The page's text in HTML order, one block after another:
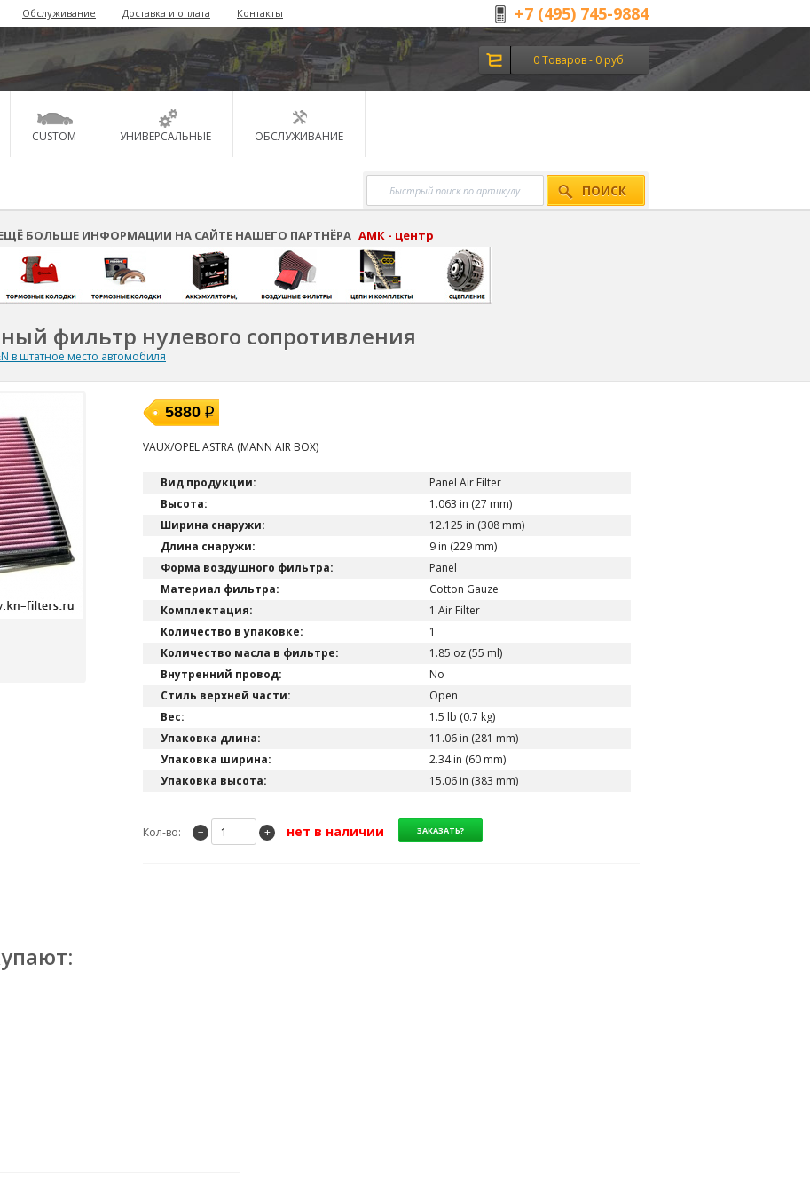
Обслуживание Доставка и оплата Контакты +7 (495) 745-9884
0 Товаров - 0 руб.
CUSTOM УНИВЕРСАЛЬНЫЕ ОБСЛУЖИВАНИЕ
ПОИСК
БОЛЬШЕ ИНФОРМАЦИИ НА САЙТЕ НАШЕГО ПАРТНЁРА АМК - центр
фильтр нулевого сопротивления
в штатное место автомобиля
5880
VAUX/OPEL ASTRA (MANN AIR BOX)
Вид продукции:
Panel Air Filter
Высота:
1.063 in (27 mm)
Ширина снаружи:
12.125 in (308 mm)
Длина снаружи:
9 in (229 mm)
Форма воздушного фильтра:
Panel
Материал фильтра:
Cotton Gauze
Комплектация:
1 Air Filter
Количество в упаковке:
1
Количество масла в фильтре:
1.85 oz (55 ml)
Внутренний провод:
No
Стиль верхней части:
Open
Вес:
1.5 lb (0.7 kg)
Упаковка длина:
11.06 in (281 mm)
Упаковка ширина:
2.34 in (60 mm)
Упаковка высота:
15.06 in (383 mm)
Кол-во: − + нет в наличии